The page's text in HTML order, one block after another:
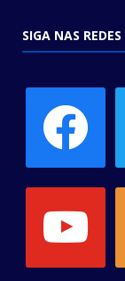
SIGA NAS